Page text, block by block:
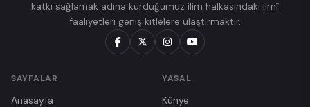
katkı sağlamak adına kurduğumuz ilim halkasındaki ilmî
faaliyetleri geniş kitlelere ulaştırmaktır.
SAYFALAR
Anasayfa
YASAL
Künye